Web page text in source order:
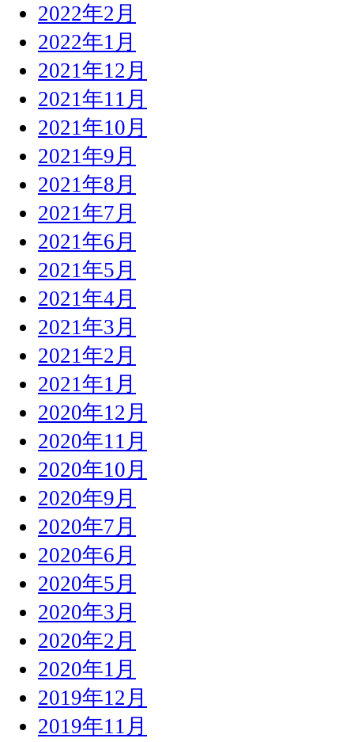
2022年2月
2022年1月
2021年12月
2021年11月
2021年10月
2021年9月
2021年8月
2021年7月
2021年6月
2021年5月
2021年4月
2021年3月
2021年2月
2021年1月
2020年12月
2020年11月
2020年10月
2020年9月
2020年7月
2020年6月
2020年5月
2020年3月
2020年2月
2020年1月
2019年12月
2019年11月